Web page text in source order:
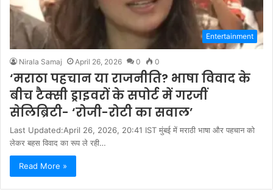
Entertainment
Nirala Samaj April 26, 2026 0 0
‘मराठा पहचान या राजनीति? भाषा विवाद के
बीच टैक्सी ड्राइवरों के सपोर्ट में गरजीं
सेलिब्रिटी- ‘रोजी-रोटी का सवाल’
Last Updated:April 26, 2026, 20:41 IST मुंबई में मराठी भाषा और पहचान को
लेकर बहस विवाद का रूप ले रही…
Read More »